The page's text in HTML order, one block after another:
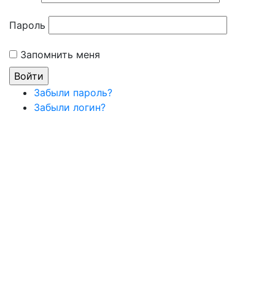
Пароль
Запомнить меня
Забыли пароль?
Забыли логин?